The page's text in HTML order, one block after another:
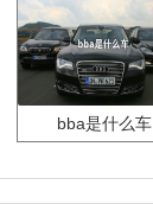
bba是什么车